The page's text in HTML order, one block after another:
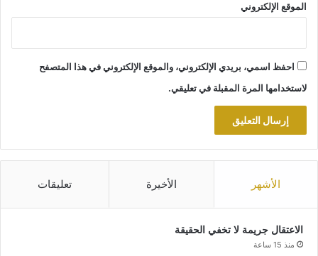
الموقع الإلكتروني
احفظ اسمي، بريدي الإلكتروني، والموقع الإلكتروني في هذا المتصفح
لاستخدامها المرة المقبلة في تعليقي.
الأشهر الأخيرة تعليقات
الاعتقال جريمة لا تخفي الحقيقة
منذ 15 ساعة